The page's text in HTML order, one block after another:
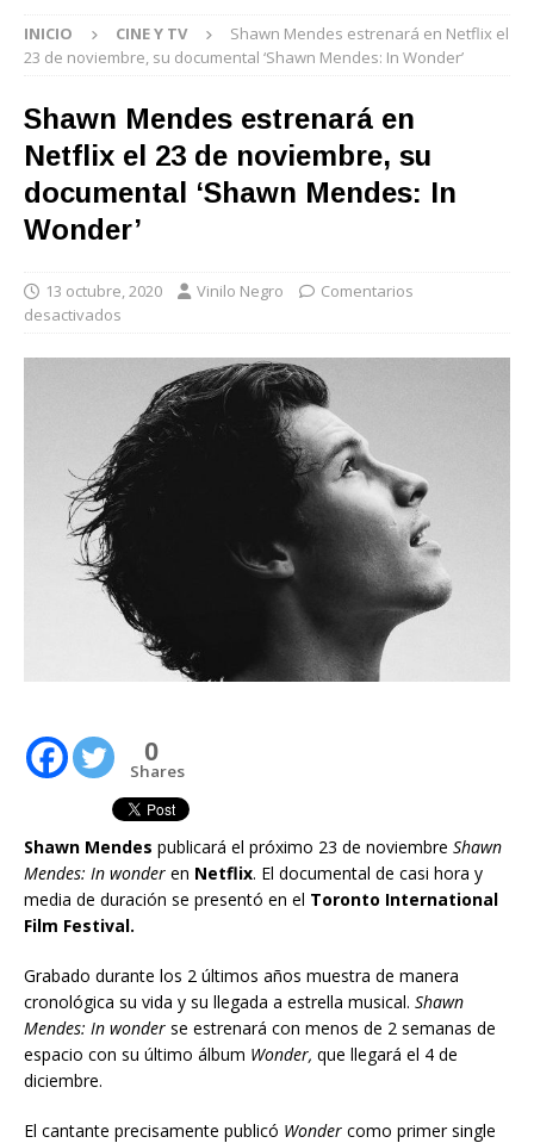
INICIO CINE Y TV
Shawn Mendes estrenará en Netflix el
23 de noviembre, su documental ‘Shawn Mendes: In Wonder’
Shawn Mendes estrenará en
Netflix el 23 de noviembre, su
documental ‘Shawn Mendes: In
Wonder’
13 octubre, 2020 Vinilo Negro
Comentarios
desactivados
0
Shares
Shawn Mendes publicará el próximo 23 de noviembre Shawn
Mendes: In wonder en Netflix. El documental de casi hora y
media de duración se presentó en el Toronto International
Film Festival.
Grabado durante los 2 últimos años muestra de manera
cronológica su vida y su llegada a estrella musical. Shawn
Mendes: In wonder se estrenará con menos de 2 semanas de
espacio con su último álbum Wonder, que llegará el 4 de
diciembre.
El cantante precisamente publicó Wonder como primer single